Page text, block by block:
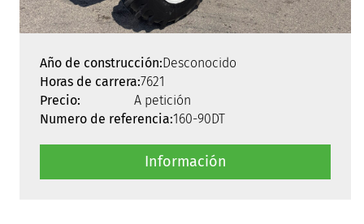
Año de construcción:Desconocido
Horas de carrera:7621
Precio:
A petición
Numero de referencia:160-90DT
Información